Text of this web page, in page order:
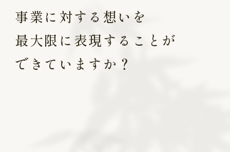
事業に対する想いを
最大限に表現することが
できていますか？